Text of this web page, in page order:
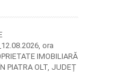
ora
IMOBILIARĂ
PIATRA OLT, JUDEȚ